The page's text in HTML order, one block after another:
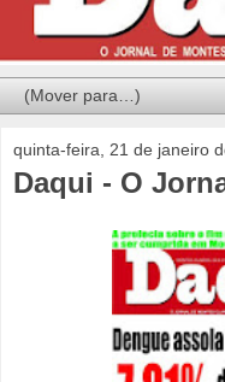
quinta-feira, 21 de janeiro
Daqui - O